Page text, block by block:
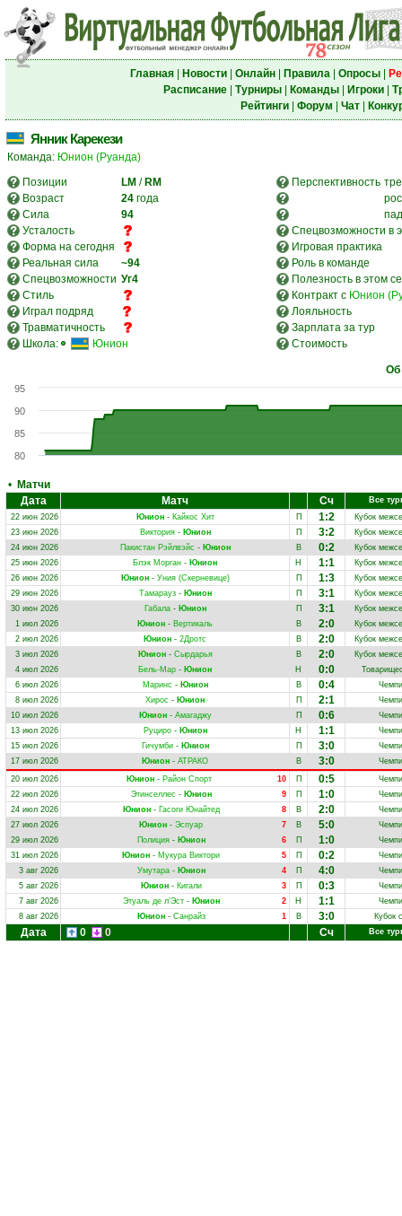
Главная| Новости| Онлайн| Правила| Опросы|
Расписание| Турниры| Команды| Игроки|
Рейтинги| Форум Чат|
Янник Карекези
Команда: Юнион (Руанда)
Позиции
LM / RM Перспективность
Возраст
24 года
Сила
94
Усталость
Спецвозможности в
Форма на сегодня
Игровая практика
Реальная сила
~94
Роль в команде
Спецвозможности Уг4
Полезность в этом
Стиль
Контракт с Юнион
Играл подряд
Лояльность
Травматичность
Зарплата за тур
Школа:
Юнион Стоимость
Об
80
85
90
95
• Матчи
Дата
Матч Сч
Все
22 июн 2026
Юнион- Кайкос Хит П 1:2
Кубок
23 июн 2026
Виктория- Юнион П 3:2
Кубок
24 июн 2026
Пакистан Рэйлвэйс - Юнион В 0:2
Кубок
25 июн 2026
Блэк Морган - Юнион Н 1:1
Кубок
26 июн 2026
Юнион- Уния (Скерневице) П 1:3
Кубок
29 июн 2026
Тамарауз- Юнион П 3:1
Кубок
30 июн 2026
Габала- Юнион П 3:1
Кубок
1 июл 2026
Юнион - Вертикаль В 2:0
Кубок
2 июл 2026
Юнион - 2Дротс В 2:0
Кубок
3 июл 2026
Юнион- Сырдарья В 2:0
Кубок
4 июл 2026
Бель-Мар - Юнион Н 0:0
6 июл 2026
Маринс - Юнион В 0:4
8 июл 2026
Хирос - Юнион П 2:1
10 июл 2026
Юнион- Амагаджу П 0:6
13 июл 2026
Руциро- Юнион Н 1:1
15 июл 2026
Гичумби- Юнион П 3:0
17 июл 2026
Юнион - АТРАКО В 3:0
20 июл 2026
10
Юнион- Район Спорт П 0:5
22 июл 2026
9
Этинселлес - Юнион П 1:0
24 июл 2026
8
Юнион- Гасоги Юнайтед В 2:0
27 июл 2026
7
Юнион - Эспуар В 5:0
29 июл 2026
6
Полиция- Юнион П 1:0
31 июл 2026
5
Юнион - Мукура Виктори П 0:2
3 авг 2026
4
Умутара- Юнион П 4:0
5 авг 2026
3
Юнион- Кигали П 0:3
7 авг 2026
2
Этуаль де л’Эст- Юнион Н 1:1
8 авг 2026
1
Юнион- Санрайз В 3:0 Кубок
Дата 0 0 Сч Все